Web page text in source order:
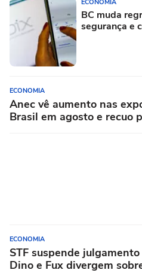
ECONOMIA
BC muda
segurança e
ECONOMIA
Anec vê aumento nas
Brasil em agosto e recuo
ECONOMIA
STF suspende
Dino e Fux divergem